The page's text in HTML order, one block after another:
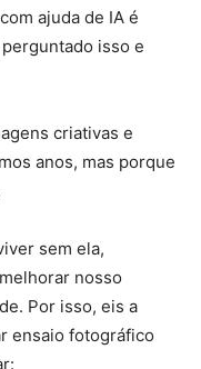
ajuda de IA é
isso e
criativas e
anos, mas porque
sem ela,
nosso
Por isso, eis a
ensaio fotográfico